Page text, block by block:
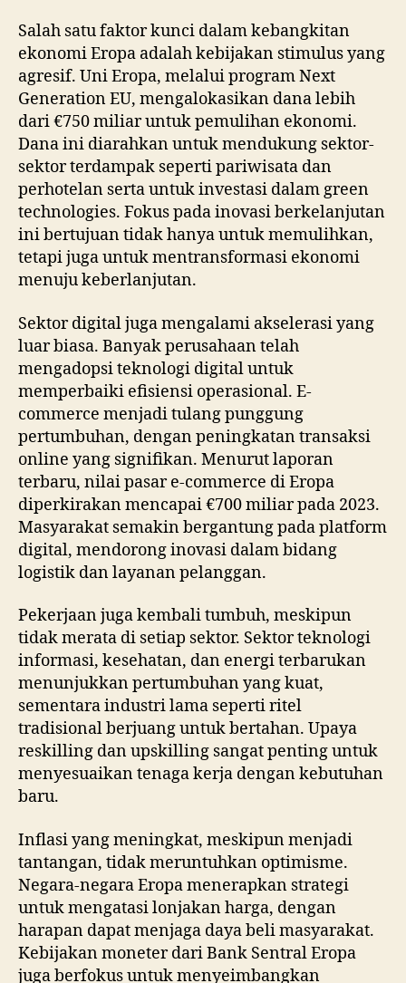
Salah satu faktor kunci dalam kebangkitan
ekonomi Eropa adalah kebijakan stimulus yang
agresif. Uni Eropa, melalui program Next
Generation EU, mengalokasikan dana lebih
dari €750 miliar untuk pemulihan ekonomi.
Dana ini diarahkan untuk mendukung sektor-
sektor terdampak seperti pariwisata dan
perhotelan serta untuk investasi dalam green
technologies. Fokus pada inovasi berkelanjutan
ini bertujuan tidak hanya untuk memulihkan,
tetapi juga untuk mentransformasi ekonomi
menuju keberlanjutan.
Sektor digital juga mengalami akselerasi yang
luar biasa. Banyak perusahaan telah
mengadopsi teknologi digital untuk
memperbaiki efisiensi operasional. E-
commerce menjadi tulang punggung
pertumbuhan, dengan peningkatan transaksi
online yang signifikan. Menurut laporan
terbaru, nilai pasar e-commerce di Eropa
diperkirakan mencapai €700 miliar pada 2023.
Masyarakat semakin bergantung pada platform
digital, mendorong inovasi dalam bidang
logistik dan layanan pelanggan.
Pekerjaan juga kembali tumbuh, meskipun
tidak merata di setiap sektor. Sektor teknologi
informasi, kesehatan, dan energi terbarukan
menunjukkan pertumbuhan yang kuat,
sementara industri lama seperti ritel
tradisional berjuang untuk bertahan. Upaya
reskilling dan upskilling sangat penting untuk
menyesuaikan tenaga kerja dengan kebutuhan
baru.
Inflasi yang meningkat, meskipun menjadi
tantangan, tidak meruntuhkan optimisme.
Negara-negara Eropa menerapkan strategi
untuk mengatasi lonjakan harga, dengan
harapan dapat menjaga daya beli masyarakat.
Kebijakan moneter dari Bank Sentral Eropa
juga berfokus untuk menyeimbangkan